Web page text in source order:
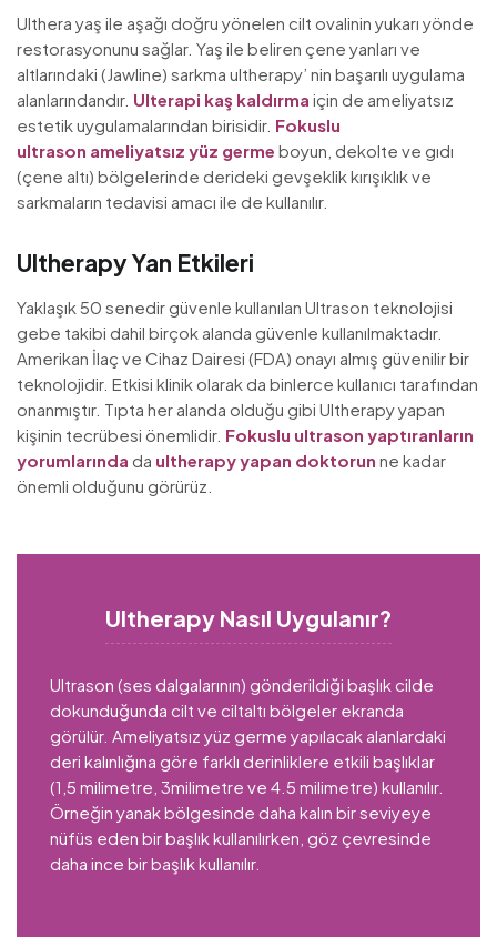
Ulthera yaş ile aşağı doğru yönelen cilt ovalinin yukarı yönde
restorasyonunu sağlar. Yaş ile beliren çene yanları ve
altlarındaki (Jawline) sarkma ultherapy’ nin başarılı uygulama
alanlarındandır. Ulterapi kaş kaldırma için de ameliyatsız
estetik uygulamalarından birisidir. Fokuslu
ultrason ameliyatsız yüz germe boyun, dekolte ve gıdı
(çene altı) bölgelerinde derideki gevşeklik kırışıklık ve
sarkmaların tedavisi amacı ile de kullanılır.
Ultherapy Yan Etkileri
Yaklaşık 50 senedir güvenle kullanılan Ultrason teknolojisi
gebe takibi dahil birçok alanda güvenle kullanılmaktadır.
Amerikan İlaç ve Cihaz Dairesi (FDA) onayı almış güvenilir bir
teknolojidir. Etkisi klinik olarak da binlerce kullanıcı tarafından
onanmıştır. Tıpta her alanda olduğu gibi Ultherapy yapan
kişinin tecrübesi önemlidir. Fokuslu ultrason yaptıranların
yorumlarında da ultherapy yapan doktorun ne kadar
önemli olduğunu görürüz.
Ultherapy Nasıl Uygulanır?
Ultrason (ses dalgalarının) gönderildiği başlık cilde
dokunduğunda cilt ve ciltaltı bölgeler ekranda
görülür. Ameliyatsız yüz germe yapılacak alanlardaki
deri kalınlığına göre farklı derinliklere etkili başlıklar
(1,5 milimetre, 3milimetre ve 4.5 milimetre) kullanılır.
Örneğin yanak bölgesinde daha kalın bir seviyeye
nüfüs eden bir başlık kullanılırken, göz çevresinde
daha ince bir başlık kullanılır.